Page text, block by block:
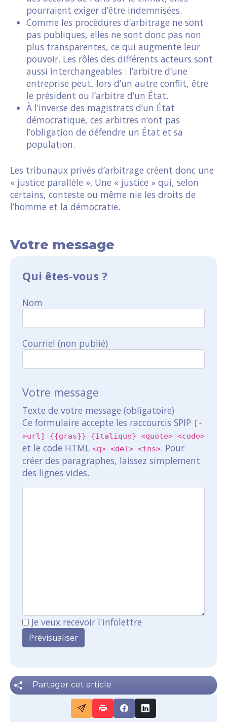
pourraient exiger d’être indemnisées.
Comme les procédures d’arbitrage ne sont
pas publiques, elles ne sont donc pas non
plus transparentes, ce qui augmente leur
pouvoir. Les rôles des différents acteurs sont
aussi interchangeables : l’arbitre d’une
entreprise peut, lors d’un autre conflit, être
le président ou l’arbitre d’un État.
À l’inverse des magistrats d’un État
démocratique, ces arbitres n’ont pas
l’obligation de défendre un État et sa
population.
Les tribunaux privés d’arbitrage créent donc une
« justice parallèle ». Une « justice » qui, selon
certains, conteste ou même nie les droits de
l’homme et la démocratie.
Votre message
Qui êtes-vous ?
Nom
Courriel (non publié)
Votre message
Texte de votre message (obligatoire)
Ce formulaire accepte les raccourcis SPIP [-
>url] {{gras}} {italique} <quote> <code>
et le code HTML <q> <del> <ins>. Pour
créer des paragraphes, laissez simplement
des lignes vides.
Je veux recevoir l'infolettre
Partager cet article